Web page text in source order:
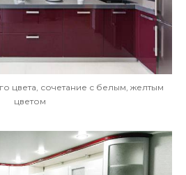
цвета, сочетание с белым, желтым
цветом